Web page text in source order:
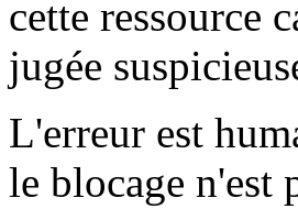
cette ressource
jugée
L'erreur est
le blocage n'est